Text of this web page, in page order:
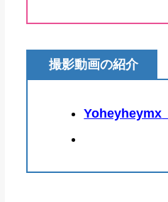
撮影動画の紹介
Yoheyheymx